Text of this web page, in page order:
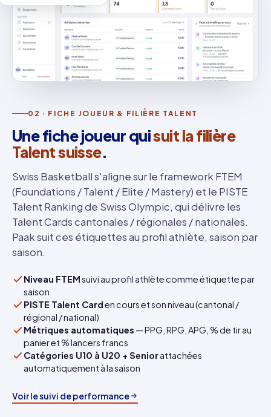
02 · FICHE JOUEUR & FILIÈRE TALENT
Une fiche joueur quisuit la filière
Talent suisse.
Swiss Basketball s'aligne sur le framework FTEM
(Foundations / Talent / Elite / Mastery) et le PISTE
Talent Ranking de Swiss Olympic, qui délivre les
Talent Cards cantonales / régionales / nationales.
Paak suit ces étiquettes au profil athlète, saison par
saison.
Niveau FTEMsuivi au profil athlète comme étiquette par
saison
PISTE Talent Carden cours et son niveau (cantonal /
régional / national)
Métriques automatiques — PPG, RPG, APG, % de tir au
panier et % lancers francs
Catégories U10 à U20 + Seniorattachées
automatiquement à la saison
Voir le suivi de performance